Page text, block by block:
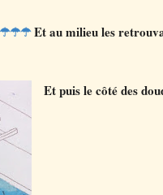
Et au milieu les
Et puis le côté des